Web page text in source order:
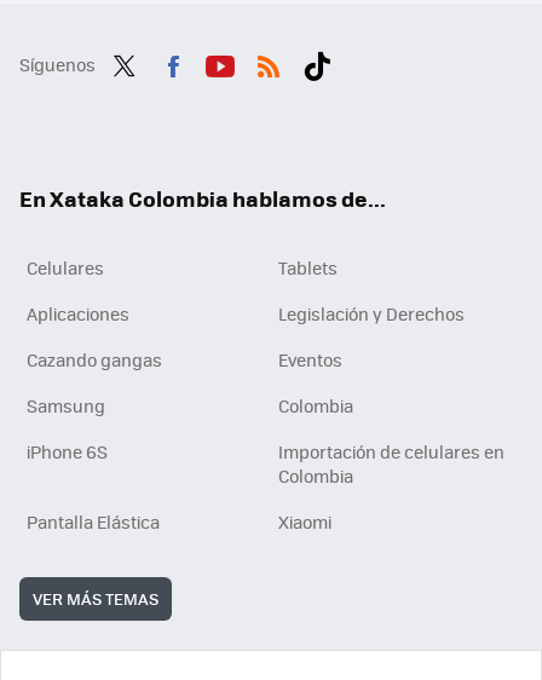
Síguenos
En Xataka Colombia hablamos de...
Celulares
Tablets
Aplicaciones
Legislación y Derechos
Cazando gangas
Eventos
Samsung
Colombia
iPhone 6S
Importación de celulares en
Colombia
Pantalla Elástica
Xiaomi
VER MÁS TEMAS